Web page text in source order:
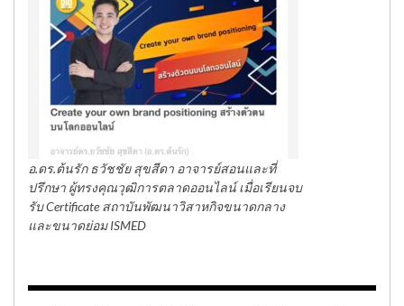
อ.ดร.ต้นรัก ธวัชชัย สุขสีดา อาจารย์สอนและที่
ปรึกษา ผู้ทรงคุณวุฒิการตลาดออนไลน์ เมื่อเรียนจบ
รับ Certificate สถาบันพัฒนาวิสาหกิจขนาดกลาง
และขนาดย่อม ISMED